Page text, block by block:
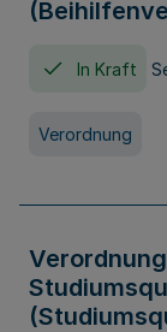
In Kraft
Verordnung